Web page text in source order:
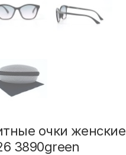
очки женские
3890green